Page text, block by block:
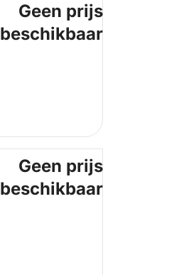
Geen prijs
beschikbaar
Geen prijs
beschikbaar